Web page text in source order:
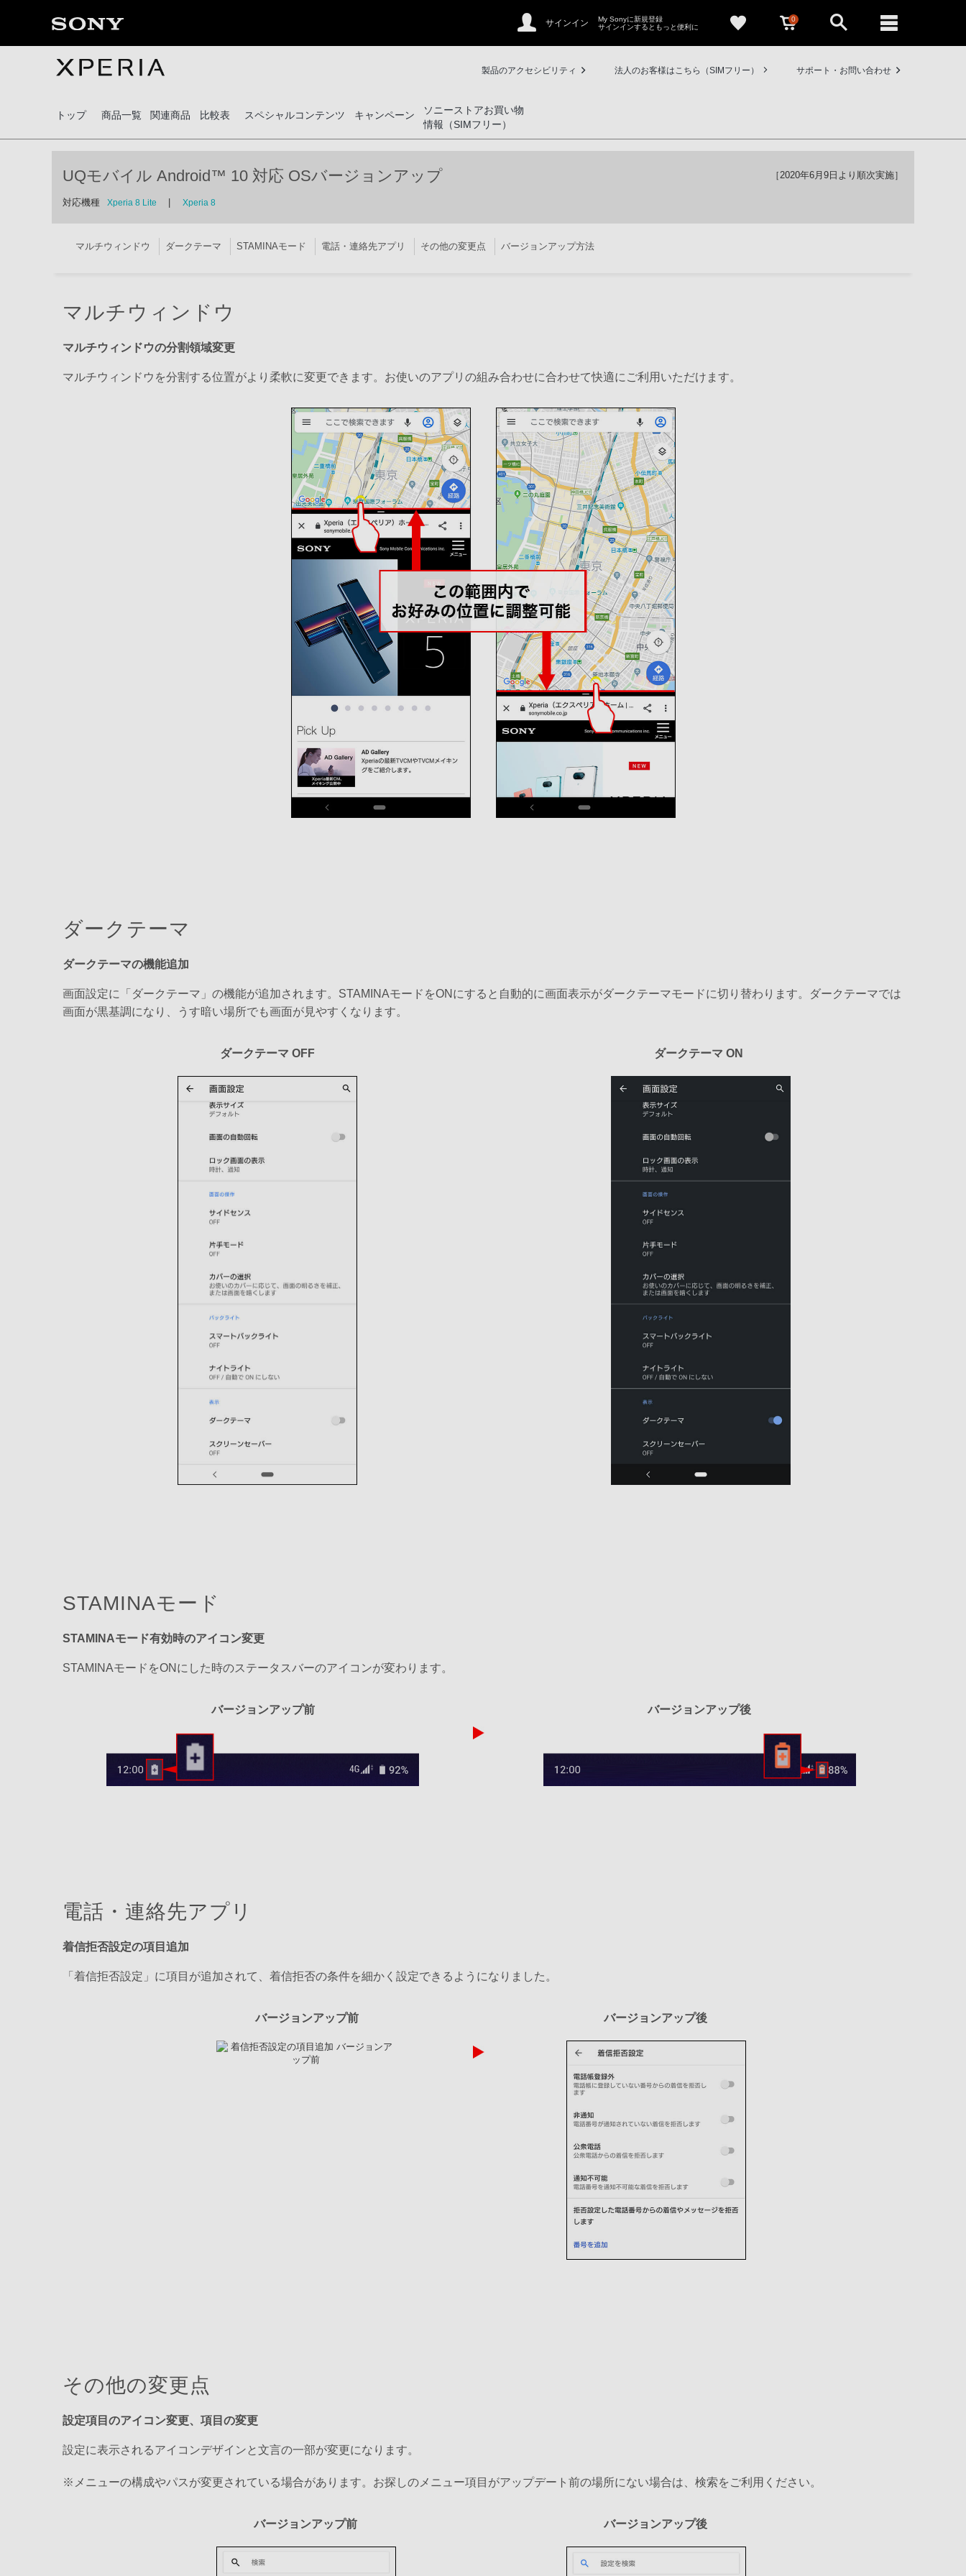
サインイン
My Sonyに新規登録
サインインするともっと便利に
0
製品のアクセシビリティ 法人のお客様はこちら（SIMフリー） サポート・お問い合わせ
トップ 商品一覧 関連商品 比較表 スペシャルコンテンツ キャンペーン
ソニーストアお買い物
情報（SIMフリー）
UQモバイル Android™ 10 対応 OSバージョンアップ ［2020年6月9日より順次実施］
対応機種 Xperia 8 Lite Xperia 8
マルチウィンドウ ダークテーマ STAMINAモード 電話・連絡先アプリ その他の変更点 バージョンアップ方法
マルチウィンドウ
マルチウィンドウの分割領域変更
マルチウィンドウを分割する位置がより柔軟に変更できます。お使いのアプリの組み合わせに合わせて快適にご利用いただけます。
ダークテーマ
ダークテーマの機能追加
画面設定に「ダークテーマ」の機能が追加されます。STAMINAモードをONにすると自動的に画面表示がダークテーマモードに切り替わります。ダークテーマでは
画面が黒基調になり、うす暗い場所でも画面が見やすくなります。
ダークテーマ OFF ダークテーマ ON
STAMINAモード
STAMINAモード有効時のアイコン変更
STAMINAモードをONにした時のステータスバーのアイコンが変わります。
バージョンアップ前 バージョンアップ後
電話・連絡先アプリ
着信拒否設定の項目追加
「着信拒否設定」に項目が追加されて、着信拒否の条件を細かく設定できるようになりました。
バージョンアップ前 バージョンアップ後
その他の変更点
設定項目のアイコン変更、項目の変更
設定に表示されるアイコンデザインと文言の一部が変更になります。
※メニューの構成やパスが変更されている場合があります。お探しのメニュー項目がアップデート前の場所にない場合は、検索をご利用ください。
バージョンアップ前 バージョンアップ後